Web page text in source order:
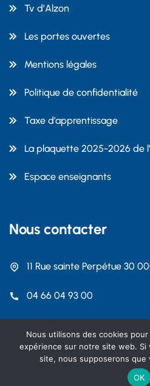
Tv d’Alzon
Les portes ouvertes
Mentions légales
Politique de confidentialité
Taxe d’apprentissage
La plaquette 2025-2026 de
Espace enseignants
Nous contacter
11 Rue sainte Perpétue 30
04 66 04 93 00
Nous utilisons des cookies
expérience sur notre site web. Si
site, nous supposerons que
OK